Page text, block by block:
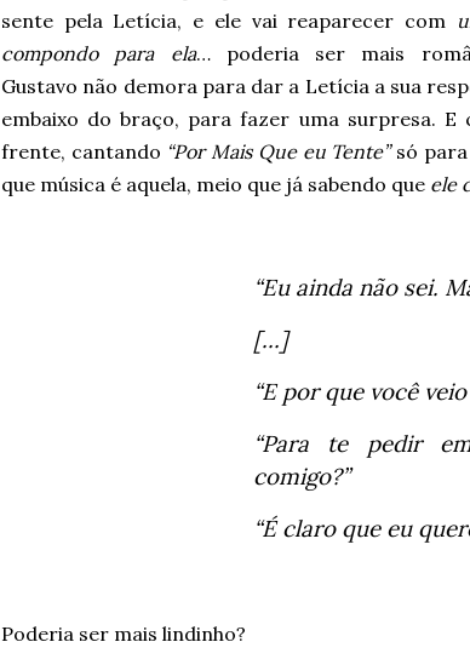
sente pela Letícia, e ele vai reaparecer com
compondo para ela… poderia ser mais
Gustavo não demora para dar a Letícia a sua
embaixo do braço, para fazer uma surpresa.
frente, cantando “Por Mais Que eu Tente” só
que música é aquela, meio que já sabendo que ele
“Eu ainda não sei.
[…]
“E por que você
“Para te pedir
comigo?”
“É claro que eu
Poderia ser mais lindinho?